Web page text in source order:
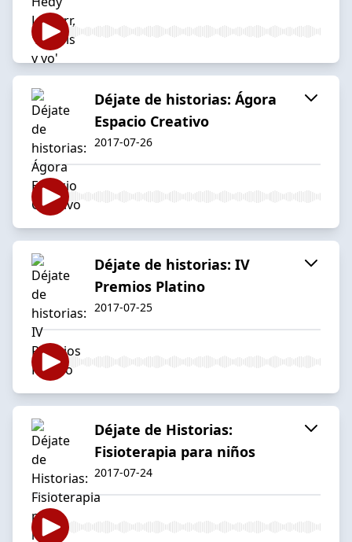
Déjate de historias: Ágora
Espacio Creativo
2017-07-26
Déjate de historias: IV
Premios Platino
2017-07-25
Déjate de Historias:
Fisioterapia para niños
2017-07-24